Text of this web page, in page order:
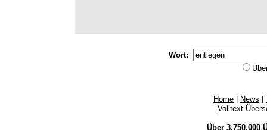
Wort:
Home News
Volltext-
Über 3.750.000